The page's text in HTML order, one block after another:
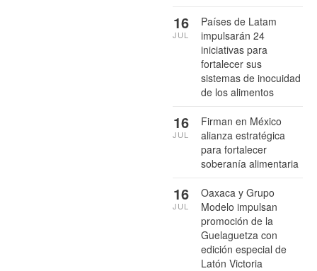
Países de Latam
impulsarán 24
iniciativas para
fortalecer sus
sistemas de inocuidad
de los alimentos
16
JUL
Firman en México
alianza estratégica
para fortalecer
soberanía alimentaria
16
JUL
Oaxaca y Grupo
Modelo impulsan
promoción de la
Guelaguetza con
edición especial de
Latón Victoria
16
JUL